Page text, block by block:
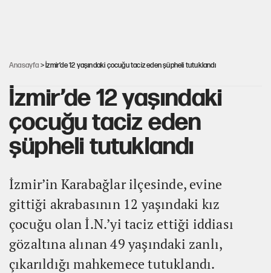
Anasayfa > İzmir’de 12 yaşındaki çocuğu taciz eden şüpheli tutuklandı
İzmir’de 12 yaşındaki
çocuğu taciz eden
şüpheli tutuklandı
İzmir’in Karabağlar ilçesinde, evine
gittiği akrabasının 12 yaşındaki kız
çocuğu olan İ.N.’yi taciz ettiği iddiası
gözaltına alınan 49 yaşındaki zanlı,
çıkarıldığı mahkemece tutuklandı.